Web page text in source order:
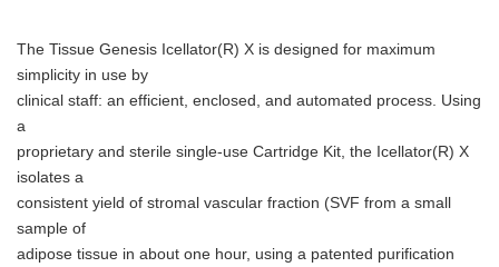
The Tissue Genesis Icellator(R) X is designed for maximum
simplicity in use by
clinical staff: an efficient, enclosed, and automated process. Using
a
proprietary and sterile single-use Cartridge Kit, the Icellator(R) X
isolates a
consistent yield of stromal vascular fraction (SVF from a small
sample of
adipose tissue in about one hour, using a patented purification